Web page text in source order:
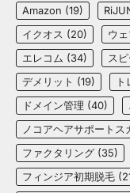
Amazon (19)
イクオス (20) ウ
エレコム (34) ス
デメリット (19)
ドメイン管理 (40)
ノコアヘアサポートス
ファクタリング (35)
フィンジア初期脱毛